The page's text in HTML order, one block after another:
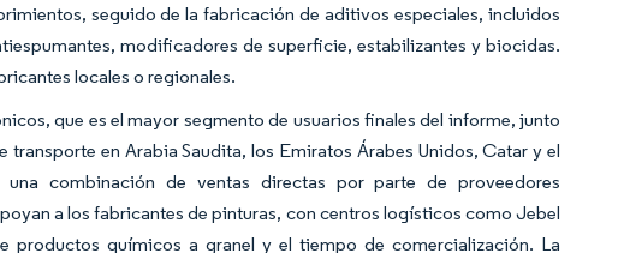
seguido de la fabricación de aditivos especiales, incluidos
modificadores de superficie, estabilizantes y biocidas.
locales o regionales.
que es el mayor segmento de usuarios finales del informe, junto
en Arabia Saudita, los Emiratos Árabes Unidos, Catar y el
combinación de ventas directas por parte de proveedores
a los fabricantes de pinturas, con centros logísticos como Jebel
productos químicos a granel y el tiempo de comercialización. La